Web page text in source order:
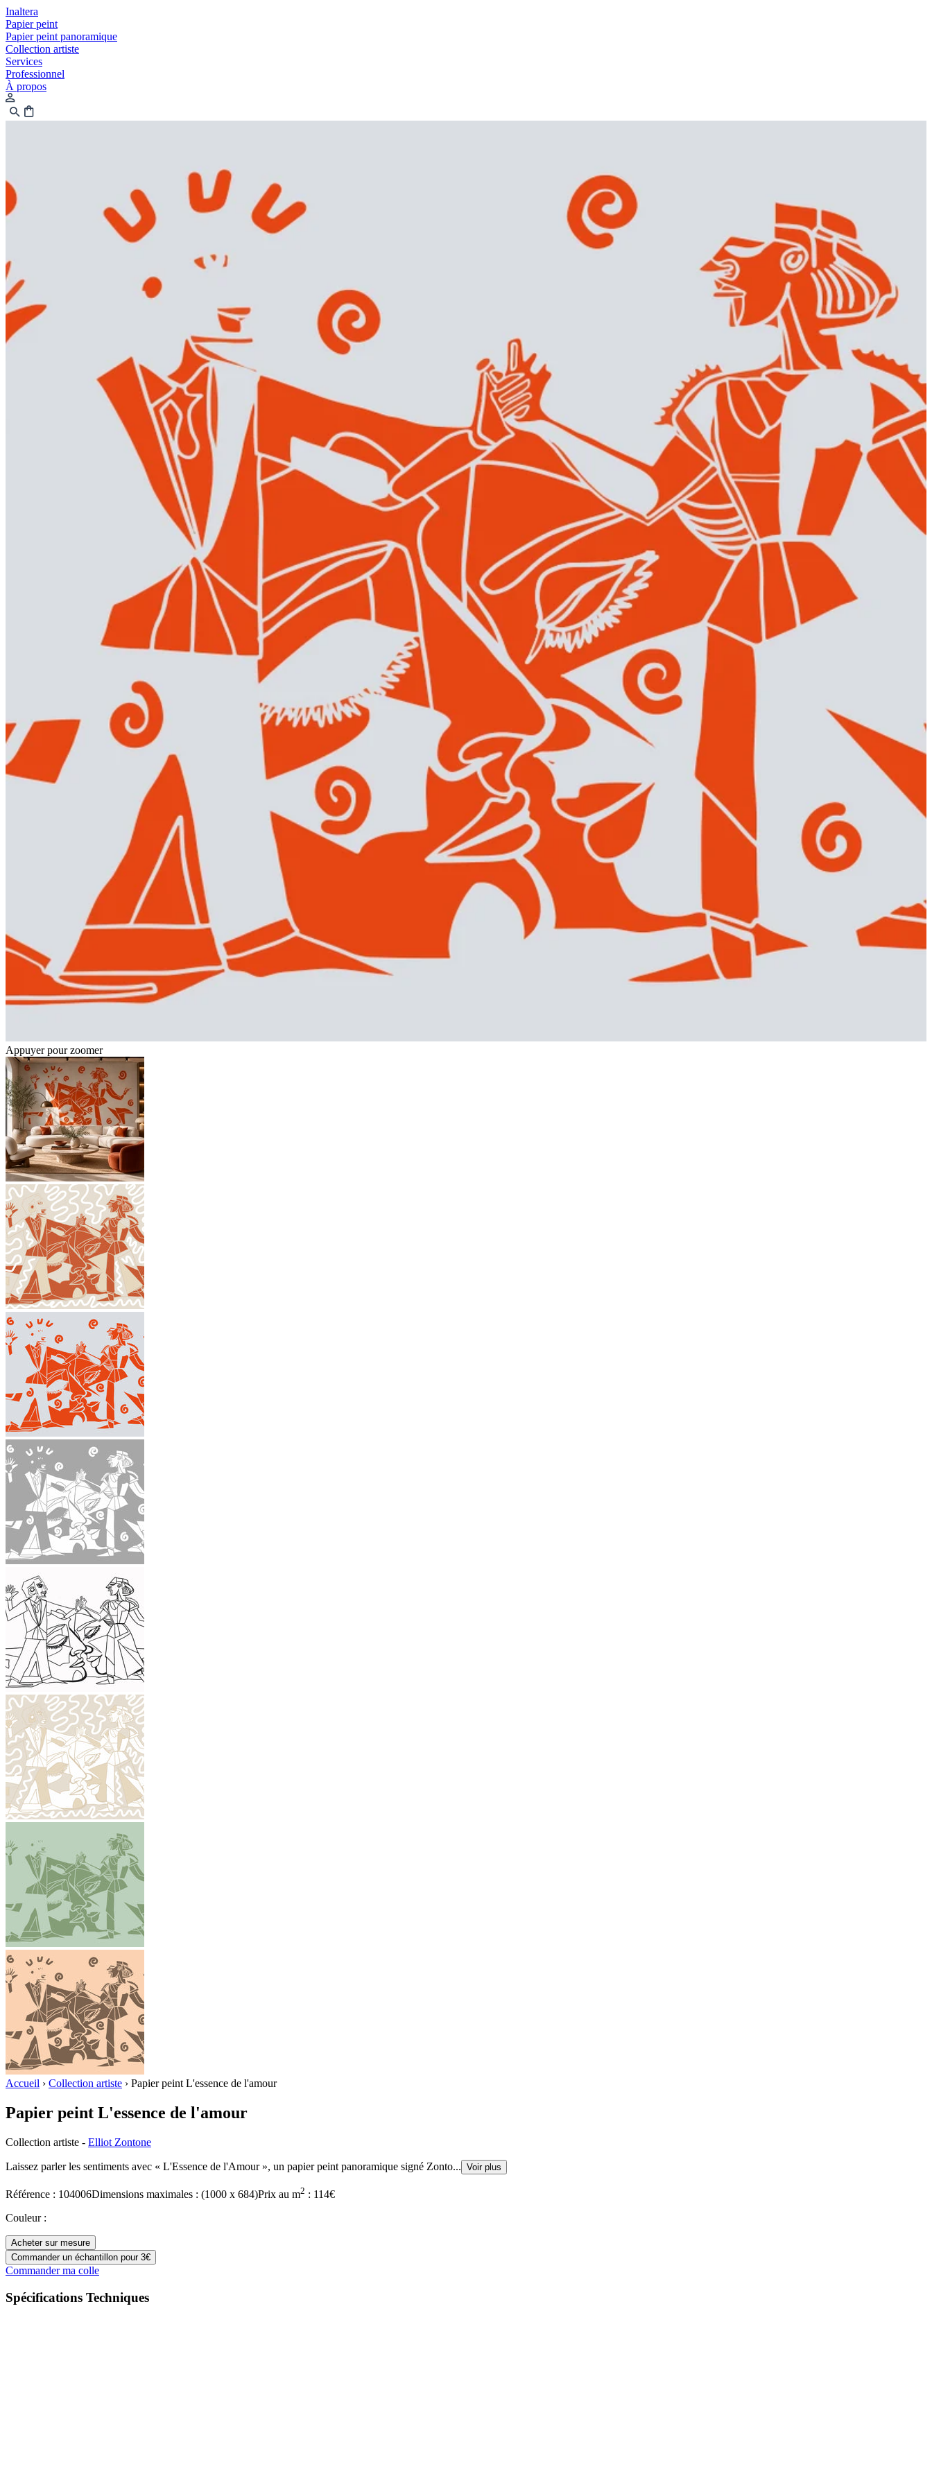
Inaltera
Papier peint
Papier peint panoramique
Collection artiste
Services
Professionnel
À propos
Appuyer pour zoomer
Accueil › Collection artiste › Papier peint L'essence de l'amour
Papier peint L'essence de l'amour
Collection artiste - Elliot Zontone
Laissez parler les sentiments avec « L'Essence de l'Amour », un papier peint panoramique signé Zonto... Voir plus
Référence : 104006Dimensions maximales : (1000 x 684)Prix au m2 : 114€
Couleur:
Acheter sur mesure
Commander un échantillon pour 3€
Commander ma colle
Spécifications Techniques